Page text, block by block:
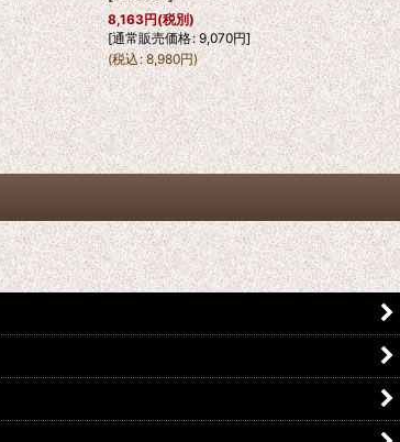
8,163円(税別)
[通常販売価格: 9,070円]
(税込: 8,980円)